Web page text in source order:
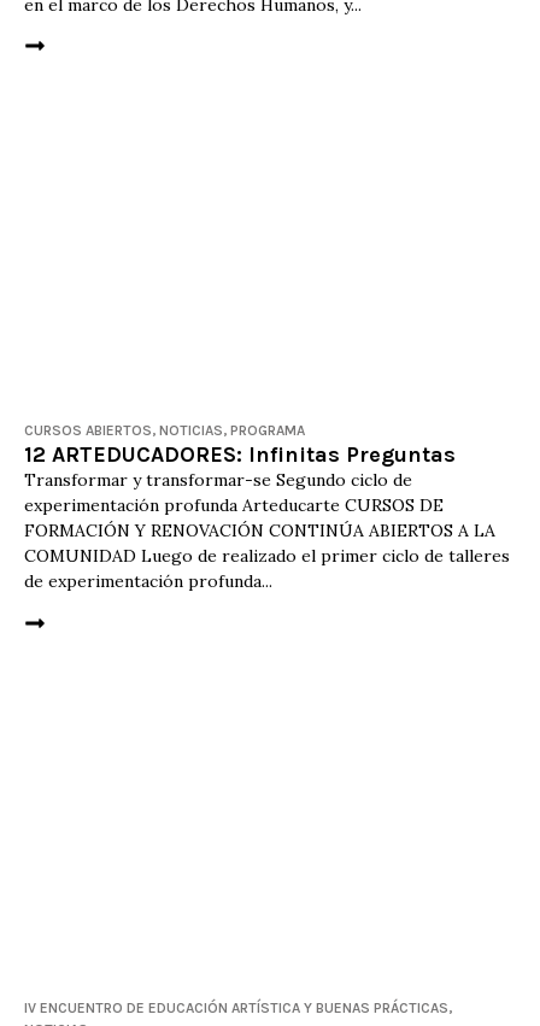
en el marco de los Derechos Humanos, y...
CURSOS ABIERTOS, NOTICIAS, PROGRAMA
12 ARTEDUCADORES: Infinitas Preguntas
Transformar y transformar-se Segundo ciclo de
experimentación profunda Arteducarte CURSOS DE
FORMACIÓN Y RENOVACIÓN CONTINÚA ABIERTOS A LA
COMUNIDAD Luego de realizado el primer ciclo de talleres
de experimentación profunda...
IV ENCUENTRO DE EDUCACIÓN ARTÍ­STICA Y BUENAS PRÁCTICAS,